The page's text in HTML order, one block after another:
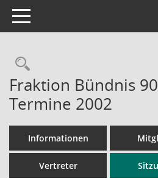
Toggle navigation
Rechercheauswahl
Fraktion Bündnis
Termine 2002
Informationen
Vertreter